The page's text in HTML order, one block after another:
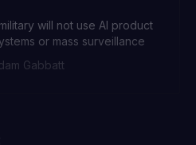
will not use AI product
or mass surveillance
Gabbatt